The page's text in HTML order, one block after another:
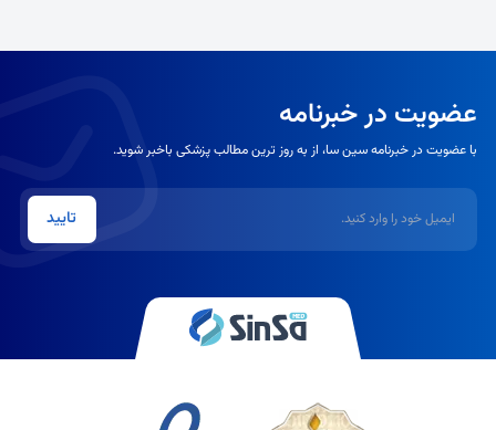
عضویت در خبرنامه
با عضویت در خبرنامه سین سا، از به روز ترین مطالب پزشکی باخبر شوید.
تایید